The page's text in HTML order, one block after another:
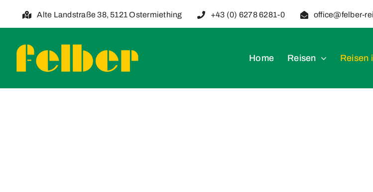
Alte Landstraße 38, 5121 Ostermiething +43 (0) 6278 6281-0 office@felber-
Home Reisen Reisen